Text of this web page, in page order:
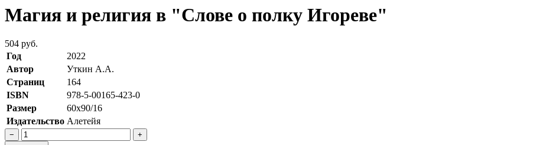
Магия и религия в "Слове о полку Игореве"
504 руб.
Год
2022
Автор
Уткин А.А.
Страниц
164
ISBN
978-5-00165-423-0
Размер
60х90/16
Издательство Алетейя
−
+